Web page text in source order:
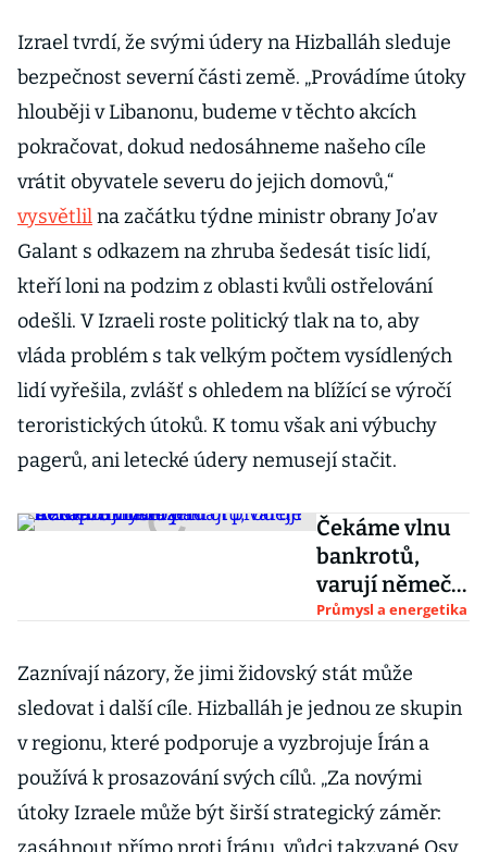
Izrael tvrdí, že svými údery na Hizballáh sleduje
bezpečnost severní části země. „Provádíme útoky
hlouběji v Libanonu, budeme v těchto akcích
pokračovat, dokud nedosáhneme našeho cíle
vrátit obyvatele severu do jejich domovů,“
vysvětlilna začátku týdne ministr obrany Jo’av
Galant s odkazem na zhruba šedesát tisíc lidí,
kteří loni na podzim z oblasti kvůli ostřelování
odešli. V Izraeli roste politický tlak na to, aby
vláda problém s tak velkým počtem vysídlených
lidí vyřešila, zvlášť s ohledem na blížící se výročí
teroristických útoků. K tomu však ani výbuchy
pagerů, ani letecké údery nemusejí stačit.
Čekáme vlnu
bankrotů,
varují němečtí
manažeři.
padají prodeje
a zdražují
Průmysl a energetika
Zaznívají názory, že jimi židovský stát může
sledovat i další cíle. Hizballáh je jednou ze skupin
v regionu, které podporuje a vyzbrojuje Írán a
používá k prosazování svých cílů. „Za novými
útoky Izraele může být širší strategický záměr: